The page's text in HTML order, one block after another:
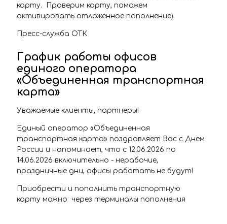
карту. Проверим карту, поможем
активировать отложенное пополнение).
Пресс-служба ОТК
График работы офисов
единого оператора
«Объединенная транспортная
карта»
Уважаемые клиенты, партнеры!
Единый оператор «Объединенная
транспортная карта» поздравляет Вас с Днем
России и напоминает, что с 12.06.2026 по
14.06.2026 включительно - нерабочие,
праздничные дни, офисы работать не будут!
Приобрести и пополнить транспортную
карту можно через терминалы пополнения